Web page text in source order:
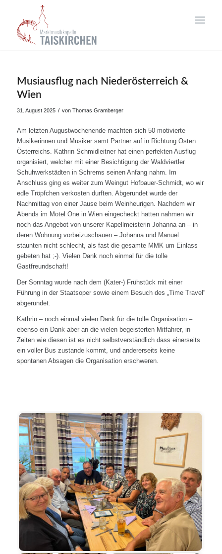
Musiausflug nach Niederösterreich &
Wien
31. August 2025 / von Thomas Gramberger
Am letzten Augustwochenende machten sich 50 motivierte
Musikerinnen und Musiker samt Partner auf in Richtung Osten
Österreichs. Kathrin Schmidleitner hat einen perfekten Ausflug
organisiert, welcher mit einer Besichtigung der Waldviertler
Schuhwerkstädten in Schrems seinen Anfang nahm. Im
Anschluss ging es weiter zum Weingut Hofbauer-Schmidt, wo wir
edle Tröpfchen verkosten durften. Abgerundet wurde der
Nachmittag von einer Jause beim Weinheurigen. Nachdem wir
Abends im Motel One in Wien eingecheckt hatten nahmen wir
noch das Angebot von unserer Kapellmeisterin Johanna an – in
deren Wohnung vorbeizuschauen – Johanna und Manuel
staunten nicht schlecht, als fast die gesamte MMK um Einlass
gebeten hat ;-). Vielen Dank noch einmal für die tolle
Gastfreundschaft!
Der Sonntag wurde nach dem (Kater-) Frühstück mit einer
Führung in der Staatsoper sowie einem Besuch des „Time Travel“
abgerundet.
Kathrin – noch einmal vielen Dank für die tolle Organisation –
ebenso ein Dank aber an die vielen begeisterten Mitfahrer, in
Zeiten wie diesen ist es nicht selbstverständlich dass einerseits
ein voller Bus zustande kommt, und andererseits keine
spontanen Absagen die Organisation erschweren.